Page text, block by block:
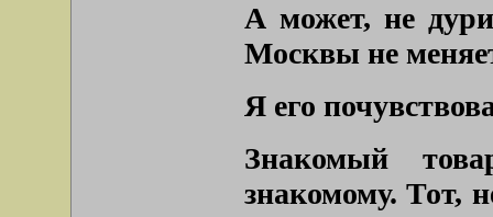
А может, не
Москвы не
Я его
Знакомый
знакомому. Тот,